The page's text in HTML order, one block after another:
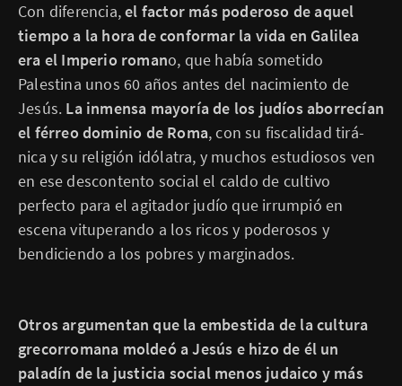
Con diferencia,el factor más poderoso de aquel
tiempo a la hora de conformar la vida en Galilea
era el Imperio romano, que había sometido
Palestina unos 60 años antes del nacimiento de
Jesús. La inmensa mayoría de los judíos aborrecían
el férreo dominio de Roma, con su fiscalidad tirá­
nica y su religión idólatra, y muchos estudiosos ven
en ese descontento social el caldo de cultivo
perfecto para el agitador judío que irrumpió en
escena vituperando a los ricos y poderosos y
bendiciendo a los pobres y marginados.
Otros argumentan que la em­bestida de la cultura
grecorromana moldeó a Jesús e hizo de él un
paladín de la justicia social menos judaico y más